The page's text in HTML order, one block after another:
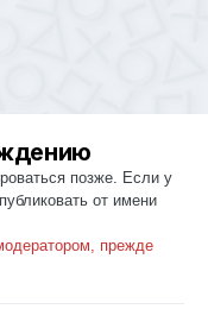
позже. Если у
от имени
прежде